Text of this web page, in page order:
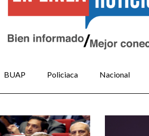
BUAP Policiaca Nacional